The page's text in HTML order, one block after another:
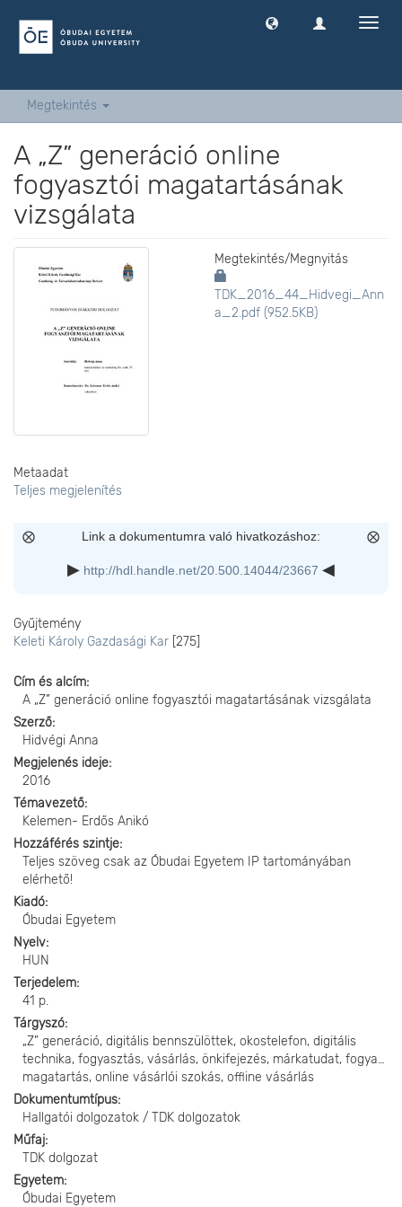
Megtekintés
A „Z” generáció online
fogyasztói magatartásának
vizsgálata
Megtekintés/Megnyitás
TDK_2016_44_Hidvegi_Ann
a_2.pdf (952.5KB)
Metaadat
Teljes megjelenítés
Link a dokumentumra való hivatkozáshoz:
http://hdl.handle.net/20.500.14044/23667
Gyűjtemény
Keleti Károly Gazdasági Kar [275]
Cím és alcím
A „Z” generáció online fogyasztói magatartásának vizsgálata
Szerző
Hidvégi Anna
Megjelenés ideje
2016
Témavezető
Kelemen- Erdős Anikó
Hozzáférés szintje
Teljes szöveg csak az Óbudai Egyetem IP tartományában
elérhető!
Kiadó
Óbudai Egyetem
Nyelv
HUN
Terjedelem
41 p.
Tárgyszó
„Z” generáció, digitális bennszülöttek, okostelefon, digitális
technika, fogyasztás, vásárlás, önkifejezés, márkatudat,
magatartás, online vásárlói szokás, offline vásárlás
Dokumentumtípus
Hallgatói dolgozatok / TDK dolgozatok
Műfaj
TDK dolgozat
Egyetem
Óbudai Egyetem